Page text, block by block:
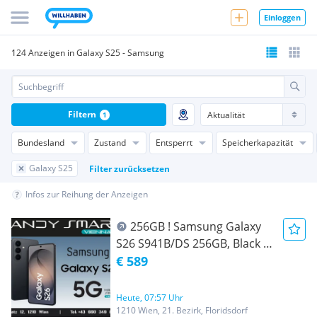
Einloggen
124 Anzeigen in Galaxy S25 - Samsung
Bundesland Zustand Entsperrt Speicherkapazität
Galaxy S25 Filter zurücksetzen
Filtern 1
Infos zur Reihung der Anzeigen
256GB ! Samsung Galaxy
S26 S941B/DS 256GB, Black (
Schwarz )/ Nagelneu, Org.
Für Alle Simkarten/ Mit 24
Monate Hersteller Garantie/
€ 589
Heute, 07:57 Uhr
1210 Wien, 21. Bezirk, Floridsdorf